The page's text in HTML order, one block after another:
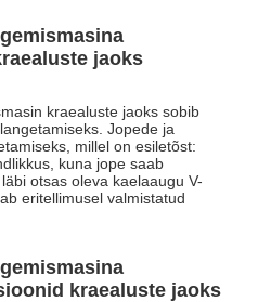
jaoks
kraealuste jaoks sobib
Jopede ja
millel on esiletõst:
kuna jope saab
otsas oleva kaelaaugu V-
eritellimusel valmistatud
kraealuste jaoks